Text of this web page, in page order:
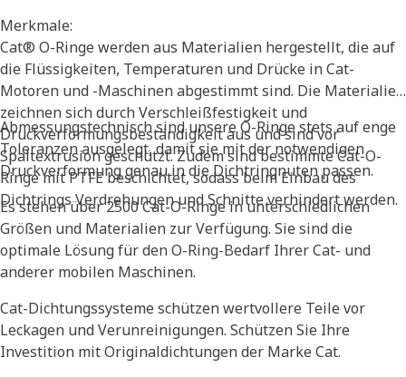
Merkmale:
Cat® O-Ringe werden aus Materialien hergestellt, die auf
die Flüssigkeiten, Temperaturen und Drücke in Cat-
Motoren und -Maschinen abgestimmt sind. Die Materialien
zeichnen sich durch Verschleißfestigkeit und
Druckverformungsbeständigkeit aus und sind vor
Spaltextrusion geschützt. Zudem sind bestimmte Cat-O-
Ringe mit PTFE beschichtet, sodass beim Einbau des
Dichtrings Verdrehungen und Schnitte verhindert werden.
Abmessungstechnisch sind unsere O-Ringe stets auf enge
Toleranzen ausgelegt, damit sie mit der notwendigen
Druckverformung genau in die Dichtringnuten passen.
Es stehen über 2500 Cat-O-Ringe in unterschiedlichen
Größen und Materialien zur Verfügung. Sie sind die
optimale Lösung für den O-Ring-Bedarf Ihrer Cat- und
anderer mobilen Maschinen.
Cat-Dichtungssysteme schützen wertvollere Teile vor
Leckagen und Verunreinigungen. Schützen Sie Ihre
Investition mit Originaldichtungen der Marke Cat.